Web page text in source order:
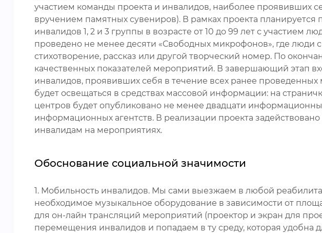
участием команды проекта и инвалидов, наиболее проявивших
вручением памятных сувениров). В рамках проекта
инвалидов 1, 2 и 3 группы в возрасте от 10 до 99 лет с
проведено не менее десяти «Свободных микрофонов», где люди
стихотворение, рассказ или другой творческий номер. По
качественных показателей мероприятий. В завершающий этап
инвалидов, проявивших себя в течение всех ранее
будет освещаться в средствах массовой информации: на
центров будет опубликовано не менее двадцати
информационных агентств. В реализации проекта
инвалидам на мероприятиях.
Обоснование социальной значимости
1. Мобильность инвалидов. Мы сами выезжаем в любой
необходимое музыкальное оборудование в зависимости от
для он-лайн трансляций мероприятий (проектор и экран для
перемещения инвалидов и попадаем в ту среду, которая удобна